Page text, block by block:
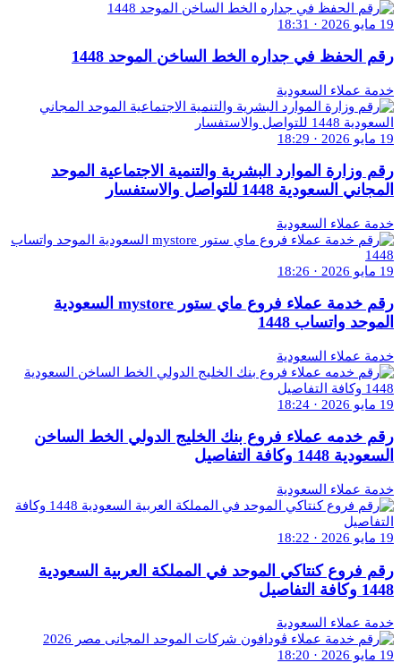
19 مايو 2026 · 18:31
رقم الحفظ في جداره الخط الساخن الموحد 1448
خدمة عملاء السعودية
19 مايو 2026 · 18:29
رقم وزارة الموارد البشرية والتنمية الاجتماعية الموحد
المجاني السعودية 1448 للتواصل والاستفسار
خدمة عملاء السعودية
19 مايو 2026 · 18:26
رقم خدمة عملاء فروع ماي ستور mystore السعودية
الموحد واتساب 1448
خدمة عملاء السعودية
19 مايو 2026 · 18:24
رقم خدمه عملاء فروع بنك الخليج الدولي الخط الساخن
السعودية 1448 وكافة التفاصيل
خدمة عملاء السعودية
19 مايو 2026 · 18:22
رقم فروع كنتاكي الموحد في المملكة العربية السعودية
1448 وكافة التفاصيل
خدمة عملاء السعودية
19 مايو 2026 · 18:20